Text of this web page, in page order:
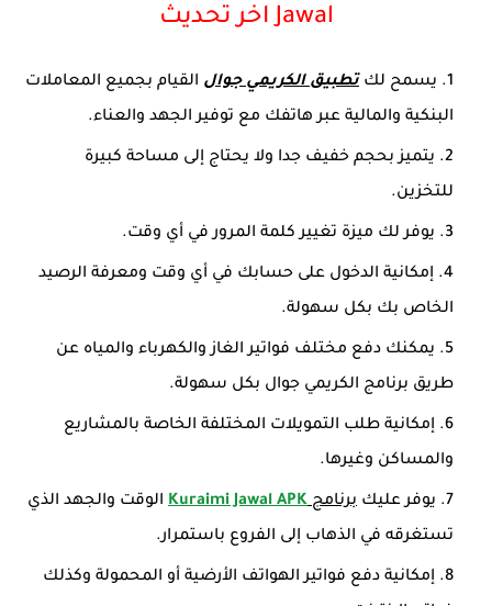
Jawal اخر تحديث
يسمح لك تطبيق الكريمي جوال القيام بجميع المعاملات
البنكية والمالية عبر هاتفك مع توفير الجهد والعناء.
يتميز بحجم خفيف جدا ولا يحتاج إلى مساحة كبيرة
للتخزين.
يوفر لك ميزة تغيير كلمة المرور في أي وقت.
إمكانية الدخول على حسابك في أي وقت ومعرفة الرصيد
الخاص بك بكل سهولة.
يمكنك دفع مختلف فواتير الغاز والكهرباء والمياه عن
طريق برنامج الكريمي جوال بكل سهولة.
إمكانية طلب التمويلات المختلفة الخاصة بالمشاريع
والمساكن وغيرها.
يوفر عليك برنامجKuraimi Jawal APK الوقت والجهد الذي
تستغرقه في الذهاب إلى الفروع باستمرار.
إمكانية دفع فواتير الهواتف الأرضية أو المحمولة وكذلك